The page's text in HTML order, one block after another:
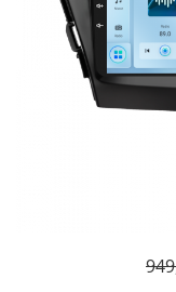
Navigatii Audi
Navigatii BMW
Navigatii
Navigatii